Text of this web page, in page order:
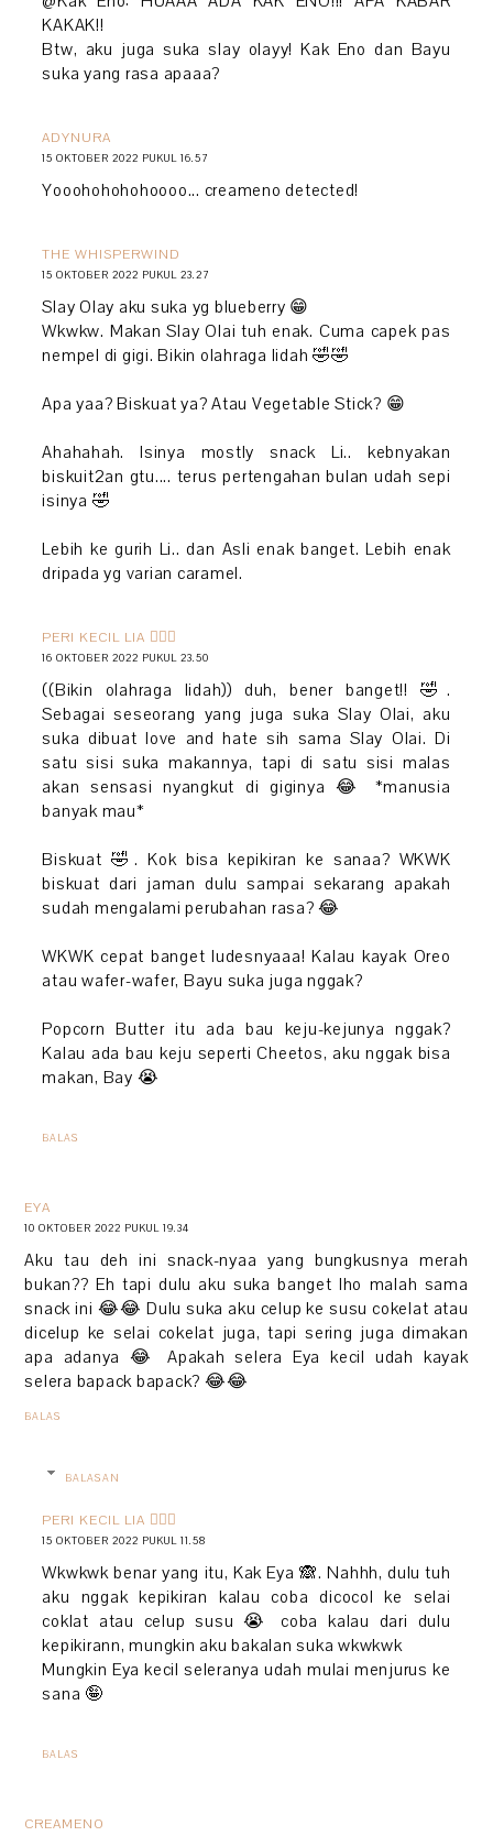
KAKAK!!
Btw, aku juga suka slay olayy! Kak Eno dan Bayu
suka yang rasa apaaa?
ADYNURA
15 OKTOBER 2022 PUKUL 16.57
Yooohohohohoooo... creameno detected!
THE WHISPERWIND
15 OKTOBER 2022 PUKUL 23.27
Slay Olay aku suka yg blueberry 😁
Wkwkw. Makan Slay Olai tuh enak. Cuma capek pas
nempel di gigi. Bikin olahraga lidah 🤣🤣
Apa yaa? Biskuat ya? Atau Vegetable Stick? 😁
Ahahahah. Isinya mostly snack Li.. kebnyakan
biskuit2an gtu.... terus pertengahan bulan udah sepi
isinya 🤣
Lebih ke gurih Li.. dan Asli enak banget. Lebih enak
dripada yg varian caramel.
PERI KECIL LIA 🧚🏻‍♀️
16 OKTOBER 2022 PUKUL 23.50
((Bikin olahraga lidah)) duh, bener banget!! 🤣.
Sebagai seseorang yang juga suka Slay Olai, aku
suka dibuat love and hate sih sama Slay Olai. Di
satu sisi suka makannya, tapi di satu sisi malas
akan sensasi nyangkut di giginya 😂 *manusia
banyak mau*
Biskuat 🤣. Kok bisa kepikiran ke sanaa? WKWK
biskuat dari jaman dulu sampai sekarang apakah
sudah mengalami perubahan rasa? 😂
WKWK cepat banget ludesnyaaa! Kalau kayak Oreo
atau wafer-wafer, Bayu suka juga nggak?
Popcorn Butter itu ada bau keju-kejunya nggak?
Kalau ada bau keju seperti Cheetos, aku nggak bisa
makan, Bay 😭
BALAS
EYA
10 OKTOBER 2022 PUKUL 19.34
Aku tau deh ini snack-nyaa yang bungkusnya merah
bukan?? Eh tapi dulu aku suka banget lho malah sama
snack ini 😂😂 Dulu suka aku celup ke susu cokelat atau
dicelup ke selai cokelat juga, tapi sering juga dimakan
apa adanya 😂 Apakah selera Eya kecil udah kayak
selera bapack bapack? 😂😂
BALAS
BALASAN
PERI KECIL LIA 🧚🏻‍♀️
15 OKTOBER 2022 PUKUL 11.58
Wkwkwk benar yang itu, Kak Eya 🙈. Nahhh, dulu tuh
aku nggak kepikiran kalau coba dicocol ke selai
coklat atau celup susu 😭 coba kalau dari dulu
kepikirann, mungkin aku bakalan suka wkwkwk
Mungkin Eya kecil seleranya udah mulai menjurus ke
sana 🤪
BALAS
CREAMENO